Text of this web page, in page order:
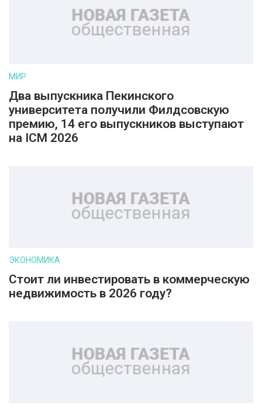
МИР
Два выпускника Пекинского
университета получили Филдсовскую
премию, 14 его выпускников выступают
на ICM 2026
ЭКОНОМИКА
Стоит ли инвестировать в коммерческую
недвижимость в 2026 году?